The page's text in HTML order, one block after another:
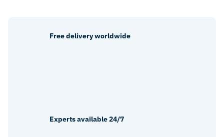
Free delivery worldwide
Experts available 24/7